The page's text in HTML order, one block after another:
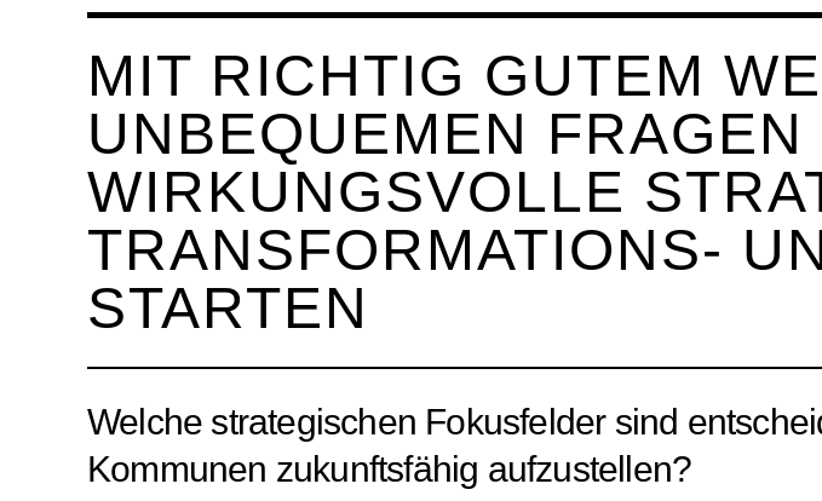
MIT RICHTIG GUTEM
UNBEQUEMEN
WIRKUNGSVOLLE
TRANSFORMATIONS-
STARTEN
Welche strategischen Fokusfelder sind
Kommunen zukunftsfähig aufzustellen?